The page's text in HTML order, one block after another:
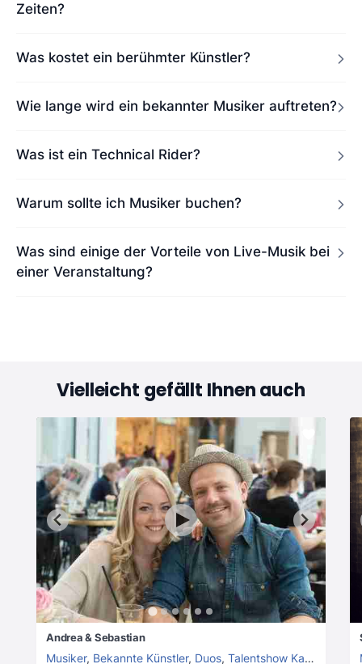
Zeiten?
Was kostet ein berühmter Künstler?
Wie lange wird ein bekannter Musiker auftreten?
Was ist ein Technical Rider?
Warum sollte ich Musiker buchen?
Was sind einige der Vorteile von Live-Musik bei
einer Veranstaltung?
Vielleicht gefällt Ihnen auch
Andrea & Sebastian
Musiker, Bekannte Künstler, Duos, Talentshow Kandidaten